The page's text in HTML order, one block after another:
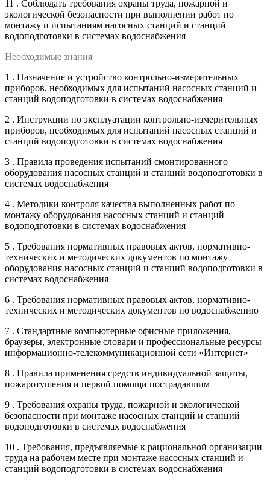
11 . Соблюдать требования охраны труда, пожарной и
экологической безопасности при выполнении работ по
монтажу и испытаниям насосных станций и станций
водоподготовки в системах водоснабжения
Необходимые знания
1 . Назначение и устройство контрольно-измерительных
приборов, необходимых для испытаний насосных станций и
станций водоподготовки в системах водоснабжения
2 . Инструкции по эксплуатации контрольно-измерительных
приборов, необходимых для испытаний насосных станций и
станций водоподготовки в системах водоснабжения
3 . Правила проведения испытаний смонтированного
оборудования насосных станций и станций водоподготовки в
системах водоснабжения
4 . Методики контроля качества выполненных работ по
монтажу оборудования насосных станций и станций
водоподготовки в системах водоснабжения
5 . Требования нормативных правовых актов, нормативно-
технических и методических документов по монтажу
оборудования насосных станций и станций водоподготовки в
системах водоснабжения
6 . Требования нормативных правовых актов, нормативно-
технических и методических документов по водоснабжению
7 . Стандартные компьютерные офисные приложения,
браузеры, электронные словари и профессиональные ресурсы
информационно-телекоммуникационной сети «Интернет»
8 . Правила применения средств индивидуальной защиты,
пожаротушения и первой помощи пострадавшим
9 . Требования охраны труда, пожарной и экологической
безопасности при монтаже насосных станций и станций
водоподготовки в системах водоснабжения
10 . Требования, предъявляемые к рациональной организации
труда на рабочем месте при монтаже насосных станций и
станций водоподготовки в системах водоснабжения